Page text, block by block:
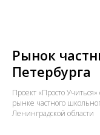
Рынок
Петербурга
Проект «Просто
рынке частного
Ленинградской области